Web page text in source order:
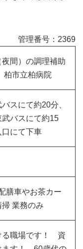
管理番号：2369
間）の調理補助
市立柏病院
スにて約20分、
バスにて約15
にて下車
膳車やお茶カー
掃 業務のみ
る職場です！ 資